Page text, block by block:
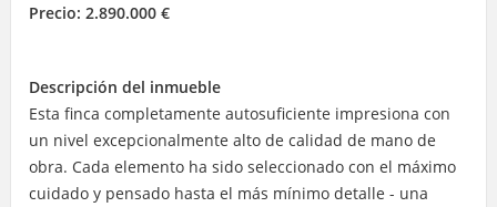
Precio: 2.890.000 €
Descripción del inmueble
Esta finca completamente autosuficiente impresiona con
un nivel excepcionalmente alto de calidad de mano de
obra. Cada elemento ha sido seleccionado con el máximo
cuidado y pensado hasta el más mínimo detalle - una